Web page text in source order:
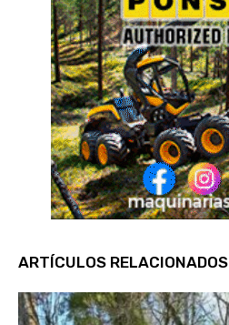
ARTÍCULOS RELACIONADOS